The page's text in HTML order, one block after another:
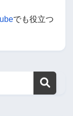
でも役立つ